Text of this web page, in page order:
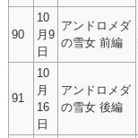
90
10
月9
日
アンドロメダ
の雪女 前編
91
10
月
16
日
アンドロメダ
の雪女 後編